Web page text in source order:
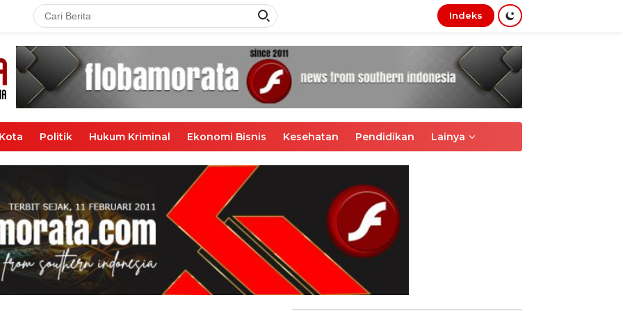
Indeks
Politik Hukum Kriminal Ekonomi Bisnis Kesehatan Pendidikan Lainya